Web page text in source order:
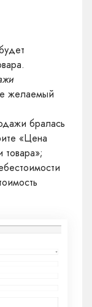
желаемый
бралась
«Цена
товара»;